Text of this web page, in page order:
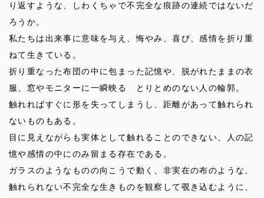
り返すような、しわくちゃで不完全な痕跡の連続ではないだ
ろうか。
私たちは出来事に意味を与え、悔やみ、喜び、感情を折り重
ねて生きている。
折り重なった布団の中に包まった記憶や、脱がれたままの衣
服、窓やモニターに一瞬映る とりとめのない人の輪郭。
触れればすぐに形を失ってしまうし、距離があって触れられ
ないものもある。
目に見えながらも実体として触れることのできない、人の記
憶や感情の中にのみ留まる存在である。
ガラスのようなものの向こうで動く、非実在の布のような、
触れられない不完全な生きものを観察して覗き込むように、